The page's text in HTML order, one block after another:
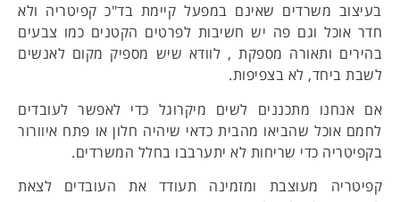
בעיצוב משרדים שאינם במפעל קיימת בד"כ קפיטריה ולא
חדר אוכל וגם פה יש חשיבות לפרטים הקטנים כמו צבעים
בהירים ותאורה מספקת , לוודא שיש מספיק מקום לאנשים
לשבת ביחד, לא בצפיפות.
אם אנחנו מתכננים לשים מיקרוגל כדי לאפשר לעובדים
לחמם אוכל שהביאו מהבית כדאי שיהיה חלון או פתח איוורור
בקפיטריה כדי שריחות לא יתערבבו בחלל המשרדים.
קפיטריה מעוצבת ומזמינה תעודד את העובדים לצאת